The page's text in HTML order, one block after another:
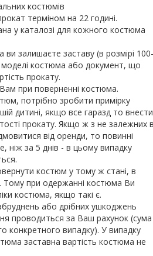
костюмів
терміном на 22 годині.
у каталозі для кожного костюма
залишаєте заставу (в розмірі 100-
моделі костюма або документ, що
прокату.
при поверненні костюма.
потрібно зробити примірку
дитині, якщо все гаразд то внести
прокату. Якщо ж з не залежних
від оренди, то повинні
ніж за 5 днів - в цьому випадку
костюм у тому ж стані, в
Тому при одержанні костюма Ви
костюма, якщо такі є.
або дрібних ушкоджень
проводиться за Ваш рахунок (сума
конкретного випадку). У випадку
заставна вартість костюма не